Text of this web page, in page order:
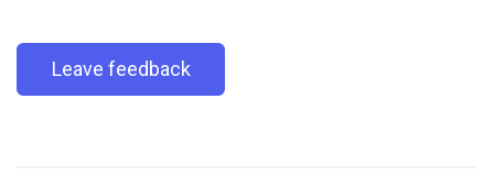
Leave feedback